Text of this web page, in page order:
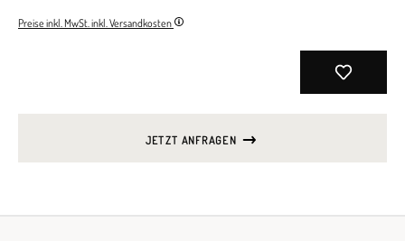
Preise inkl. MwSt. inkl. Versandkosten
JETZT ANFRAGEN